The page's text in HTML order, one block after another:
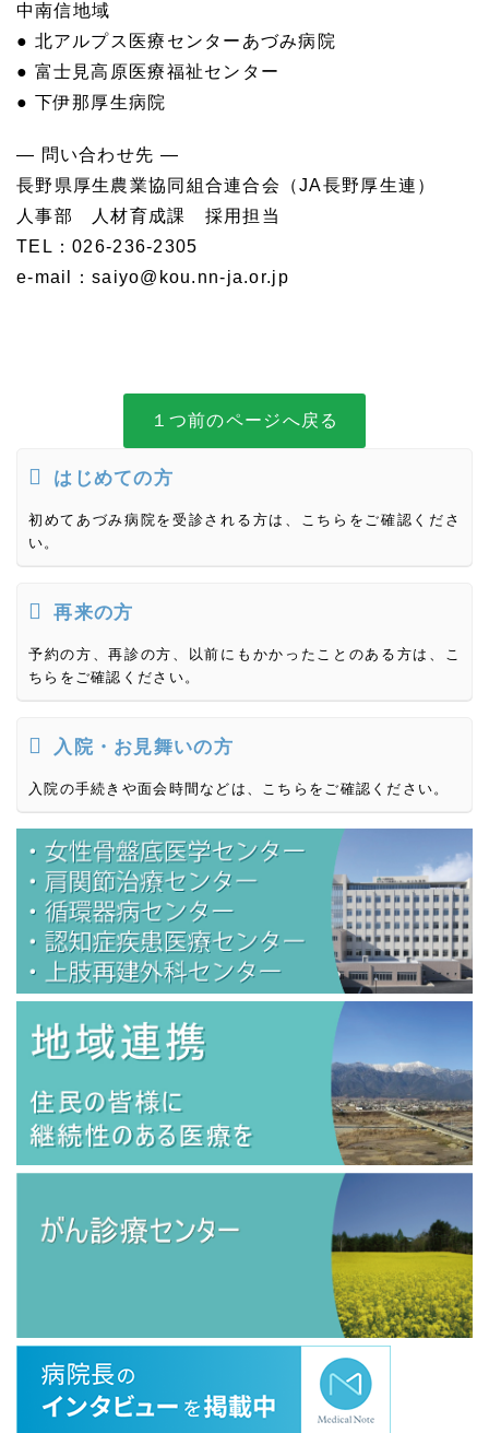
中南信地域
● 北アルプス医療センターあづみ病院
● 富士見高原医療福祉センター
● 下伊那厚生病院
— 問い合わせ先 —
長野県厚生農業協同組合連合会（JA長野厚生連）
人事部 人材育成課 採用担当
TEL：026-236-2305
e-mail：saiyo@kou.nn-ja.or.jp
１つ前のページへ戻る
はじめての方
初めてあづみ病院を受診される方は、こちらをご確認くださ
い。
再来の方
予約の方、再診の方、以前にもかかったことのある方は、こ
ちらをご確認ください。
入院・お見舞いの方
入院の手続きや面会時間などは、こちらをご確認ください。